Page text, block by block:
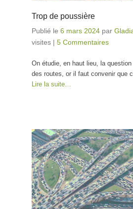
Trop de poussière
Publié le 6 mars 2024 par
visites | 5 Commentaires
On étudie, en haut lieu, la question
des routes, or il faut convenir que
Lire la suite…